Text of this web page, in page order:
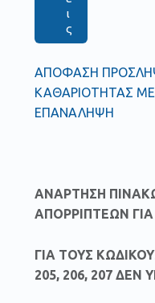
ι
ς
ΑΠΟΦΑΣΗ
ΚΑΘΑΡΙΟΤΗΤΑΣ
ΕΠΑΝΑΛΗΨΗ
ΑΝΑΡΤΗΣΗ
ΑΠΟΡΡΙΠΤΕΩΝ
ΓΙΑ ΤΟΥΣ
205, 206, 207 ΔΕΝ